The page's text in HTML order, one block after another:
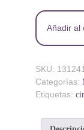
ET MDU -
cantidad
Añadir al
SKU:
Categorías:
Etiquetas: